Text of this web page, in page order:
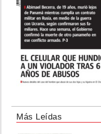
Más Leídas